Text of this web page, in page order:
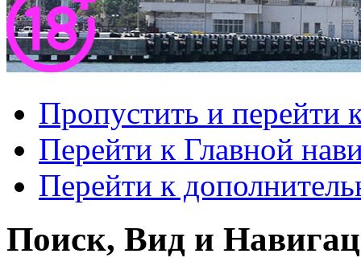
Пропустить и перейти
Перейти к Главной
Перейти к
Поиск, Вид и